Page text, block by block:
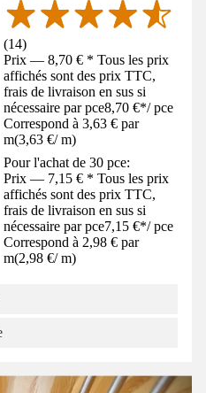
(14)
Prix — 8,70 € * Tous les prix
affichés sont des prix TTC,
frais de livraison en sus si
nécessaire par pce8,70 €*/ pce
Correspond à 3,63 € par
m(3,63 €/ m)
Pour l'achat de 30 pce:
Prix — 7,15 € * Tous les prix
affichés sont des prix TTC,
frais de livraison en sus si
nécessaire par pce7,15 €*/ pce
Correspond à 2,98 € par
m(2,98 €/ m)